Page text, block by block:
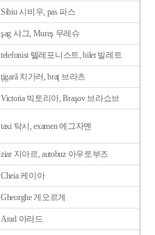
Sibiu 시비우, pas 파스
şag 샤그, Mureş 무레슈
telefonist 텔레포니스트, bilet 빌레트
ţigarǎ 치가러, braţ 브라츠
Victoria 빅토리아, Braşov 브라쇼브
taxi 탁시, examen 에그자멘
ziar 지아르, autobuz 아우토부즈
Cheia 케이아
Gheorghe 게오르게
Arad 아라드